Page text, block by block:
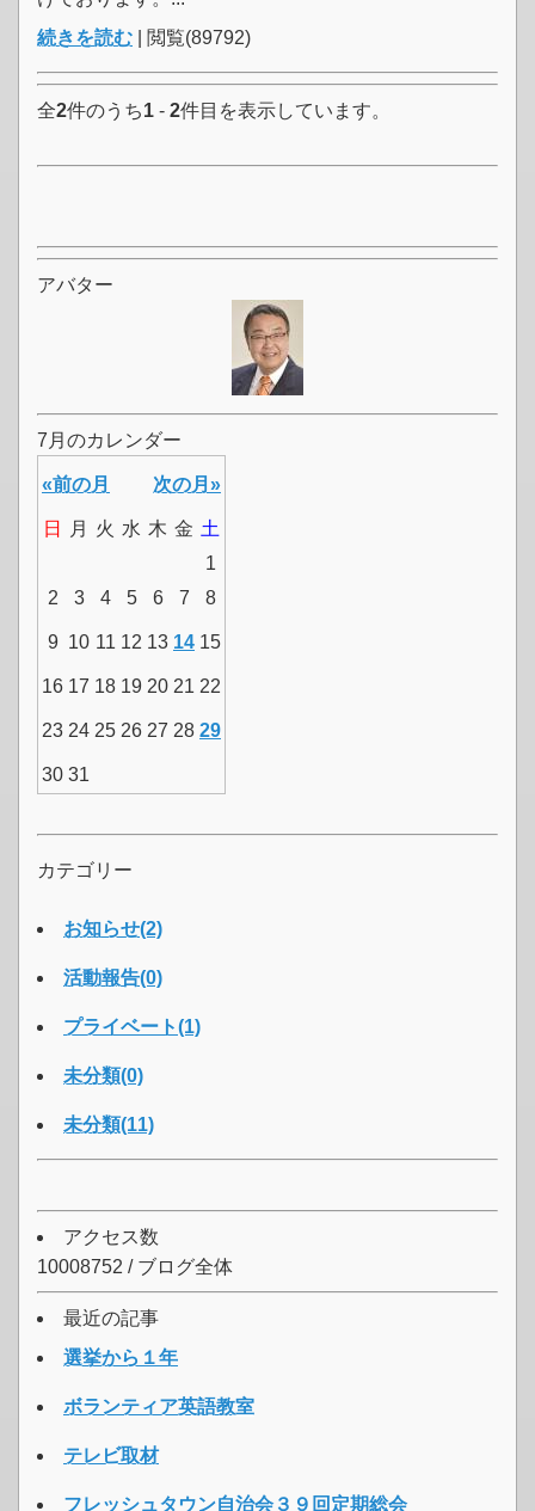
続きを読む | 閲覧(89792)
全2件のうち1 - 2件目を表示しています。
アバター
7月のカレンダー
«前の月 次の月»
日 月 火 水 木 金 土
1
2
3 4 5 6 7 8
9 10 11 12 13 14 15
16 17 18 19 20 21 22
23 24 25 26 27 28 29
30 31
カテゴリー
お知らせ(2)
活動報告(0)
プライベート(1)
未分類(0)
未分類(11)
アクセス数
10008752 / ブログ全体
最近の記事
選挙から１年
ボランティア英語教室
テレビ取材
フレッシュタウン自治会３９回定期総会